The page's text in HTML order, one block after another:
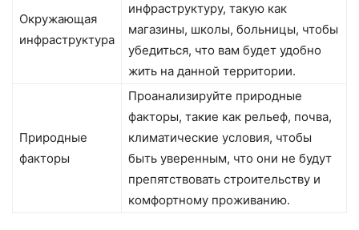
Окружающая
инфраструктура
инфраструктуру, такую как
магазины, школы, больницы, чтобы
убедиться, что вам будет удобно
жить на данной территории.
Природные
факторы
Проанализируйте природные
факторы, такие как рельеф, почва,
климатические условия, чтобы
быть уверенным, что они не будут
препятствовать строительству и
комфортному проживанию.